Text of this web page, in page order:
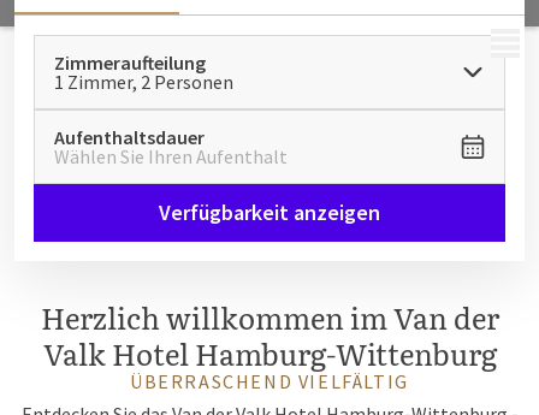
MENÜ
Zimmeraufteilung
1 Zimmer, 2 Personen
Aufenthaltsdauer
Wählen Sie Ihren Aufenthalt
Verfügbarkeit anzeigen
Herzlich willkommen im Van der
Valk HotelHamburg-Wittenburg
ÜBERRASCHEND VIELFÄLTIG